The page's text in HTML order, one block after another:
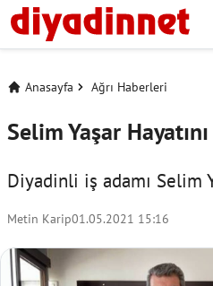
Anasayfa Ağrı Haberleri
Selim Yaşar
Diyadinli iş adamı Selim
Metin Karip01.05.2021 15:16